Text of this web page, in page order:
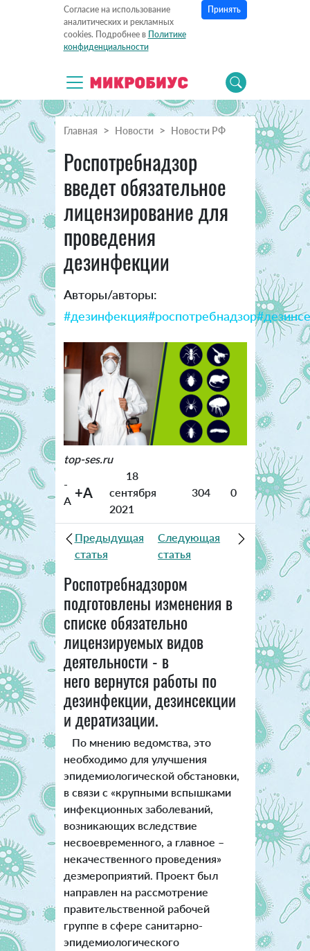
Согласие на использование
аналитических и рекламных
cookies. Подробнее в Политике
конфиденциальности
Принять
Главная Новости Новости РФ
Роспотребнадзор
введет обязательное
лицензирование для
проведения
дезинфекции
Авторы/авторы:
#дезинфекция#роспотребнадзор
top-ses.ru
-
A +A
18
сентября
2021
304 0
Предыдущая
статья
Следующая
статья
Роспотребнадзором
подготовлены изменения в
списке обязательно
лицензируемых видов
деятельности - в
него вернутся работы по
дезинфекции, дезинсекции
и дератизации.
По мнению ведомства, это
необходимо для улучшения
эпидемиологической обстановки,
в связи с «крупными вспышками
инфекционных заболеваний,
возникающих вследствие
несвоевременного, а главное –
некачественного проведения»
дезмероприятий. Проект был
направлен на рассмотрение
правительственной рабочей
группе в сфере санитарно-
эпидемиологического